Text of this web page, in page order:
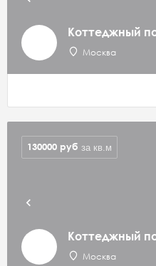
Коттеджный
Москва
Коттеджный
Москва
130000 руб за кв.м